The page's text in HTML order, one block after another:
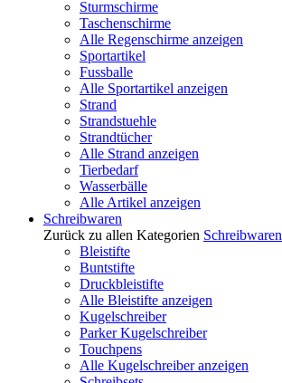
Sturmschirme
Taschenschirme
Alle Regenschirme anzeigen
Sportartikel
Fussballe
Alle Sportartikel anzeigen
Strand
Strandstuehle
Strandtücher
Alle Strand anzeigen
Tierbedarf
Wasserbälle
Alle Artikel anzeigen
Schreibwaren
Zurück zu allen Kategorien Schreibwaren
Bleistifte
Buntstifte
Druckbleistifte
Alle Bleistifte anzeigen
Kugelschreiber
Parker Kugelschreiber
Touchpens
Alle Kugelschreiber anzeigen